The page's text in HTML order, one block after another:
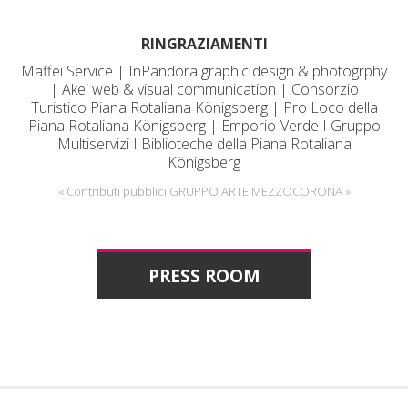
RINGRAZIAMENTI
Maffei Service | InPandora graphic design & photogrphy
| Akei web & visual communication | Consorzio
Turistico Piana Rotaliana Königsberg | Pro Loco della
Piana Rotaliana Königsberg | Emporio-Verde I Gruppo
Multiservizi I Biblioteche della Piana Rotaliana
Königsberg
« Contributi pubblici GRUPPO ARTE MEZZOCORONA »
PRESS ROOM